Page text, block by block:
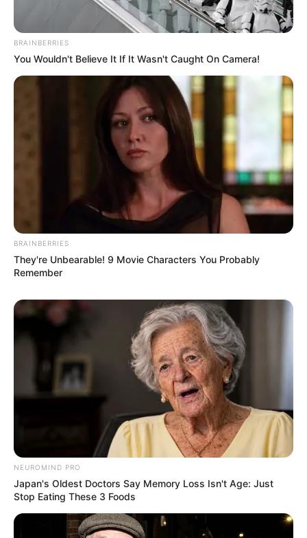
E-mail
Mensagem*
DESTAQUES
FACEBOOK
DESTAQUES DA SEMANA
Agente de Saúde é indiciada por falsificar
visitas que nunca aconteceram.
Câmara dos Deputados: anuênios, triênios,
quinquênios, sexta-parte e licenças-prêmio
entram no debate.
Motos e bicicletas para ACS e ACE: veja o
passo a passo para conseguir o benefício.
BRAINBERRIES
You Wouldn't Believe It If It Wasn't Caught On Camera!
BRAINBERRIES
They're Unbearable! 9 Movie Characters You Probably
Remember
NEUROMIND PRO
Japan's Oldest Doctors Say Memory Loss Isn't Age: Just
Stop Eating These 3 Foods